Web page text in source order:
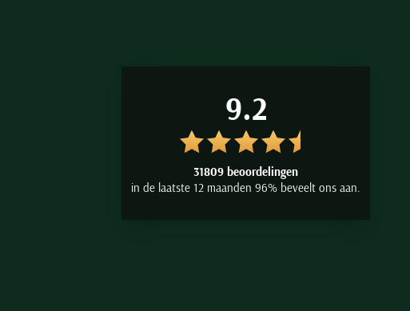
9.2
31809 beoordelingen
in de laatste 12 maanden 96% beveelt ons aan.